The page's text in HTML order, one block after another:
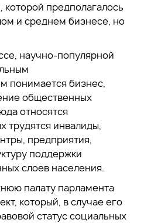
предполагалось
и среднем бизнесе, но
научно-популярной
понимается бизнес,
общественных
относятся
трудятся инвалиды,
предприятия,
поддержки
слоев населения.
палату парламента
который, в случае его
статус социальных